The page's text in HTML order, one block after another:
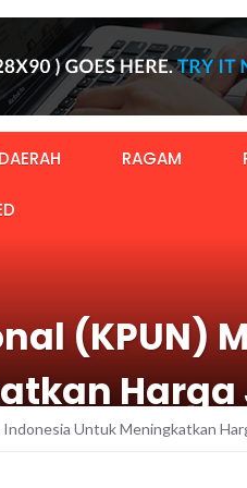
DAERAH RAGAM
(KPUN)
Untuk Meningkatkan